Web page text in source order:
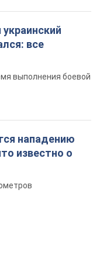
все
выполнения боевой
нападению
известно о